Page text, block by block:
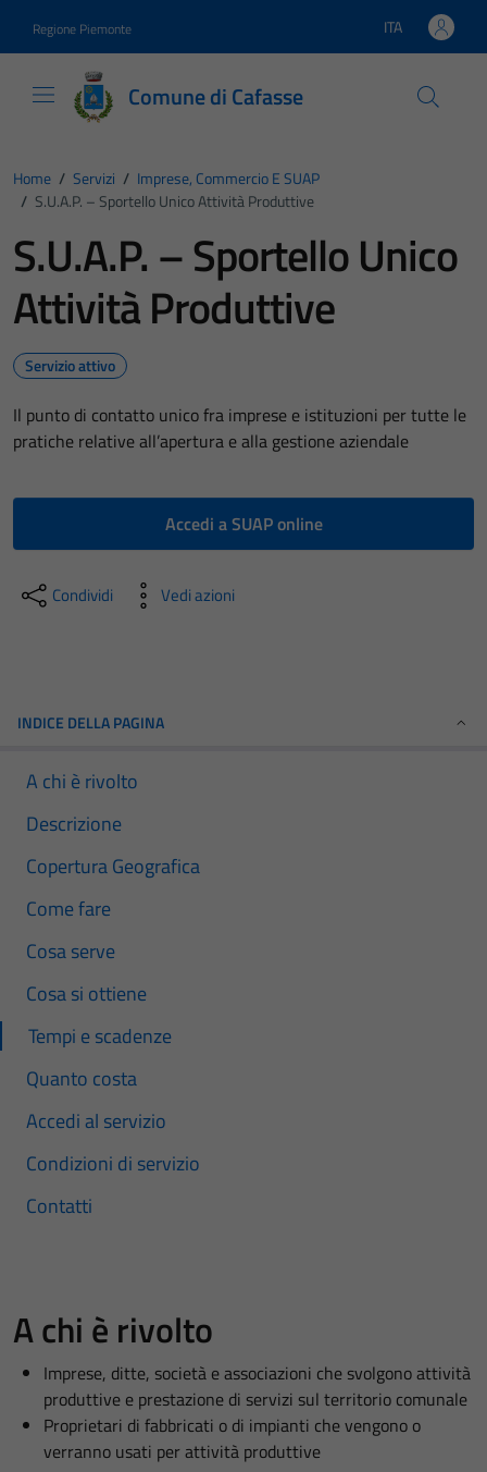
Regione Piemonte Lingua attiva:
ITA
Comune di Cafasse
Home / Servizi / Imprese, Commercio E SUAP
/ S.U.A.P. – Sportello Unico Attività Produttive
S.U.A.P. – Sportello Unico
Attività Produttive
Servizio attivo
Il punto di contatto unico fra imprese e istituzioni per tutte le
pratiche relative all’apertura e alla gestione aziendale
Accedi a SUAP online
Condividi Vedi azioni
INDICE DELLA PAGINA
A chi è rivolto
Descrizione
Copertura Geografica
Come fare
Cosa serve
Cosa si ottiene
Tempi e scadenze
Quanto costa
Accedi al servizio
Condizioni di servizio
Contatti
A chi è rivolto
Imprese, ditte, società e associazioni che svolgono attività
produttive e prestazione di servizi sul territorio comunale
Proprietari di fabbricati o di impianti che vengono o
verranno usati per attività produttive